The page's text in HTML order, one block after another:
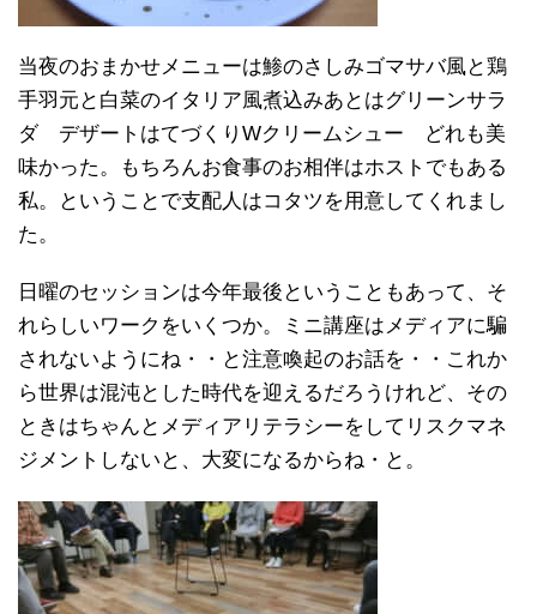
当夜のおまかせメニューは鯵のさしみゴマサバ風と鶏
手羽元と白菜のイタリア風煮込みあとはグリーンサラ
ダ デザートはてづくりWクリームシュー どれも美
味かった。もちろんお食事のお相伴はホストでもある
私。ということで支配人はコタツを用意してくれまし
た。
日曜のセッションは今年最後ということもあって、そ
れらしいワークをいくつか。ミニ講座はメディアに騙
されないようにね・・と注意喚起のお話を・・これか
ら世界は混沌とした時代を迎えるだろうけれど、その
ときはちゃんとメディアリテラシーをしてリスクマネ
ジメントしないと、大変になるからね・と。